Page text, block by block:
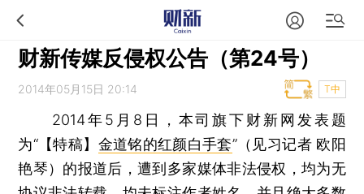
财新传媒反侵权公告（第24号）
2014年05月15日 20:14 T中
2014年5月8日，本司旗下财新网发表题
为“【特稿】 金道铭的红颜白手套”（见习记者 欧阳
艳琴）的报道后，遭到多家媒体非法侵权，均为无